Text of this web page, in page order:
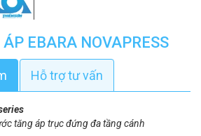
EBARA NOVAPRESS
Hỗ trợ tư vấn
tăng áp trục đứng đa tầng cánh